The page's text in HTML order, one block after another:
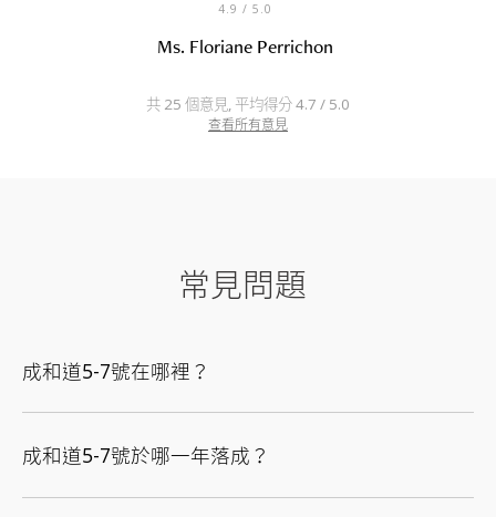
4.9 / 5.0
Ms. Floriane Perrichon
共 25 個意見, 平均得分 4.7 / 5.0
查看所有意見
常見問題
成和道5-7號在哪裡？
成和道5-7號於哪一年落成？